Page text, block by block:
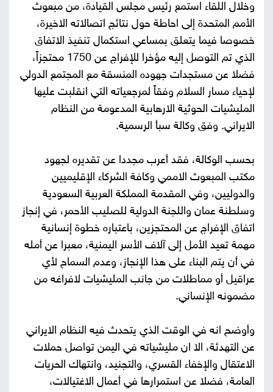
وخلال اللقاء استمع رئيس مجلس القيادة، من مبعوث
الأمم المتحدة إلى احاطة حول نتائج اتصالاته الاخيرة،
خصوصا فيما يتعلق بمساعي استكمال تنفيذ الاتفاق
الذي تم التوصل إليه مؤخرا للإفراج عن 1750 محتجزاً،
فضلا عن مستجدات جهوده المنسقة مع المجتمع الدولي
لإحياء مسار السلام وفقاً لمرجعياته التي انقلبت عليها
المليشيات الحوثية الارهابية المدعومة من النظام
الايراني. وفق وكالة سبأ الرسمية.
بحسب الوكالة، فقد أعرب مجددا عن تقديره لجهود
مكتب المبعوث الاممي وكافة الشركاء الإقليميين
والدوليين، وفي المقدمة المملكة العربية السعودية
وسلطنة عمان واللجنة الدولية للصليب الأحمر، في إنجاز
اتفاق الإفراج عن المحتجزين، باعتباره خطوة إنسانية
مهمة تعيد الأمل إلى آلاف الأسر اليمنية، معبرا عن أمله
في أن يتم البناء على هذا الإنجاز، وعدم السماح لأي
عراقيل أو مماطلات من جانب المليشيات لافراغه من
مضمونه الإنساني.
وأوضح انه في الوقت الذي يتحدث فيه النظام الايراني
عن التهدئة، الا ان مليشياته في اليمن تواصل حملات
الاعتقال والإخفاء القسري، والتجنيد، وانتهاك الحريات
العامة، فضلا عن استمرارها في أعمال الاغتيالات،